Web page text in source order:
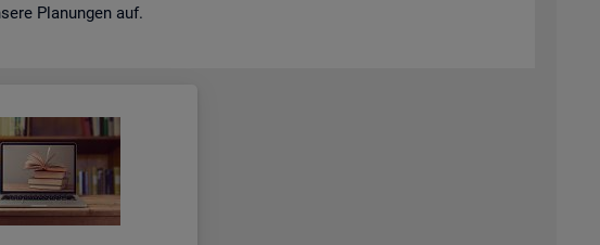
Pla­nun­gen auf.